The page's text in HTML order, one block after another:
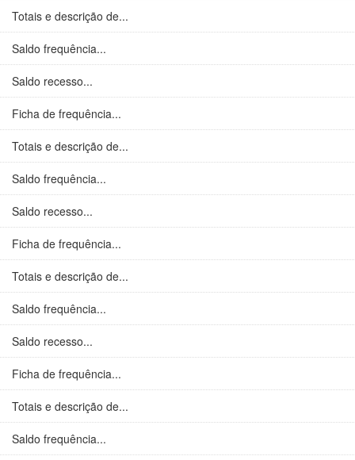
Totais e descrição de...
Saldo frequência...
Saldo recesso...
Ficha de frequência...
Totais e descrição de...
Saldo frequência...
Saldo recesso...
Ficha de frequência...
Totais e descrição de...
Saldo frequência...
Saldo recesso...
Ficha de frequência...
Totais e descrição de...
Saldo frequência...